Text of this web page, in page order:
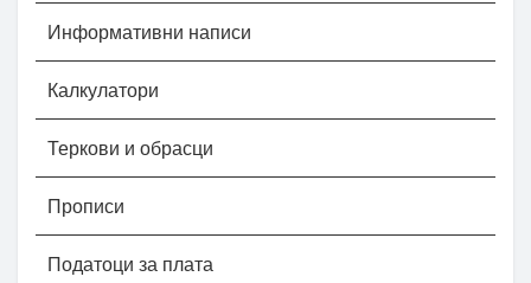
Информативни написи
Калкулатори
Теркови и обрасци
Прописи
Податоци за плата